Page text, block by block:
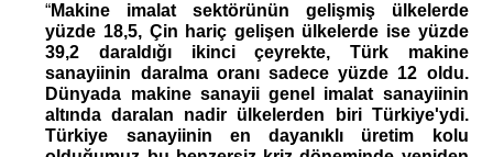
“Makine imalat sektörünün gelişmiş ülkelerde
yüzde 18,5, Çin hariç gelişen ülkelerde ise yüzde
39,2 daraldığı ikinci çeyrekte, Türk makine
sanayiinin daralma oranı sadece yüzde 12 oldu.
Dünyada makine sanayii genel imalat sanayiinin
altında daralan nadir ülkelerden biri Türkiye'ydi.
Türkiye sanayiinin en dayanıklı üretim kolu